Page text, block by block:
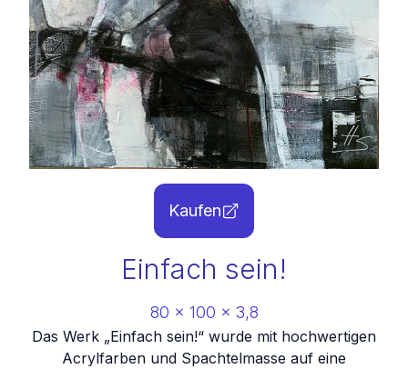
Kaufen
Einfach sein!
80 x 100 x 3,8
Das Werk „Einfach sein!“ wurde mit hochwertigen
Acrylfarben und Spachtelmasse auf eine